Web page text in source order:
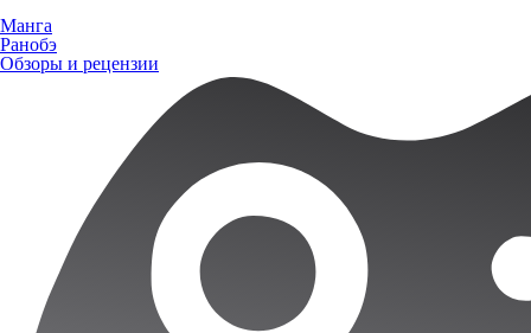
Манга
Ранобэ
Обзоры и рецензии